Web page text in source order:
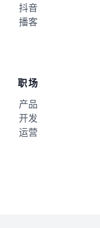
抖音
播客
职场
产品
开发
运营